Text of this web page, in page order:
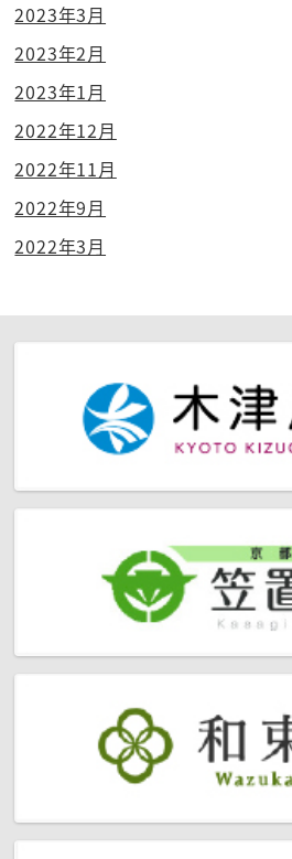
2023年3月
2023年2月
2023年1月
2022年12月
2022年11月
2022年9月
2022年3月